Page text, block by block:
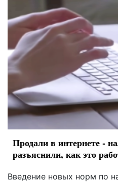
Продали в интернете -
разъяснили, как это
Введение новых норм по